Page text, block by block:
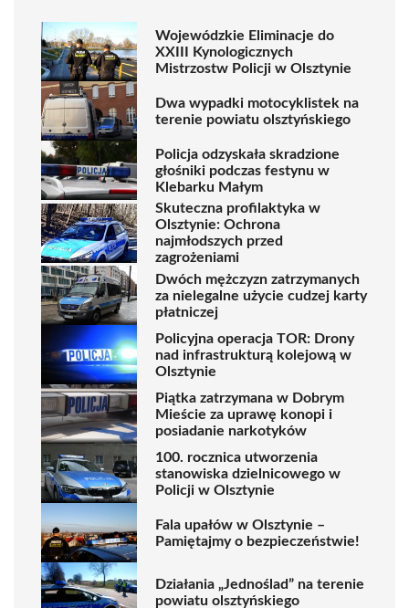
Wojewódzkie Eliminacje do
XXIII Kynologicznych
Mistrzostw Policji w Olsztynie
Dwa wypadki motocyklistek na
terenie powiatu olsztyńskiego
Policja odzyskała skradzione
głośniki podczas festynu w
Klebarku Małym
Skuteczna profilaktyka w
Olsztynie: Ochrona
najmłodszych przed
zagrożeniami
Dwóch mężczyzn zatrzymanych
za nielegalne użycie cudzej karty
płatniczej
Policyjna operacja TOR: Drony
nad infrastrukturą kolejową w
Olsztynie
Piątka zatrzymana w Dobrym
Mieście za uprawę konopi i
posiadanie narkotyków
100. rocznica utworzenia
stanowiska dzielnicowego w
Policji w Olsztynie
Fala upałów w Olsztynie –
Pamiętajmy o bezpieczeństwie!
Działania „Jednoślad” na terenie
powiatu olsztyńskiego